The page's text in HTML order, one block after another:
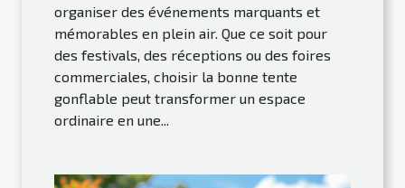
organiser des événements marquants et
mémorables en plein air. Que ce soit pour
des festivals, des réceptions ou des foires
commerciales, choisir la bonne tente
gonflable peut transformer un espace
ordinaire en une...